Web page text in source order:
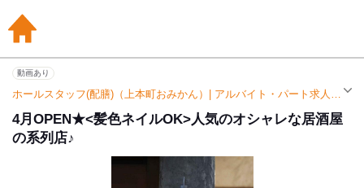
動画あり
ホールスタッフ(配膳)（上本町おみかん）| アルバイト・パート求人（大阪上本町駅）
4月OPEN★<髪色ネイルOK>人気のオシャレな居酒屋
の系列店♪